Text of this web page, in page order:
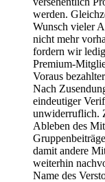
werden.
Wunsch vieler
nicht mehr
fordern wir
Premium-
Voraus
Nach
eindeutiger
unwiderruflich.
Ableben des
damit andere
weiterhin
Name des